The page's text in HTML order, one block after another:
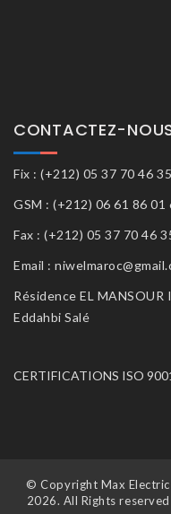
CONTACTEZ-
Fix : (+212) 05 37 70 46 35
GSM : (+212) 06 61 86 01
Fax : (+212) 05 37 70 46
Email :
Résidence EL MANSOUR
Eddahbi Salé
CERTIFICATIONS ISO
© Copyright Max Electric
2026. All Rights reserved